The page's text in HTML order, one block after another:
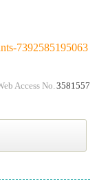
7392585195063
Access No. 3581557